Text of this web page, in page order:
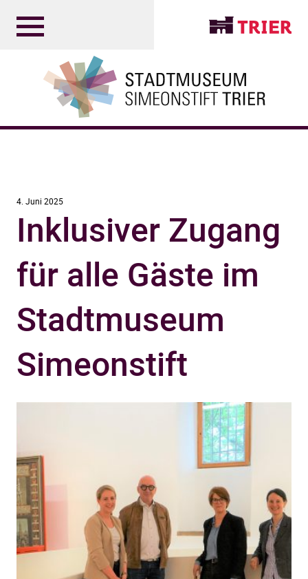
4. Juni 2025
Inklusiver Zugang
für alle Gäste im
Stadtmuseum
Simeonstift